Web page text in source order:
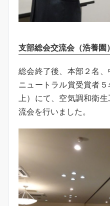
支部総会交流会（浩養園）
総会終了後、本部２名
ニュートラル賞受賞者
上）にて、空気調和衛
流会を行いました。